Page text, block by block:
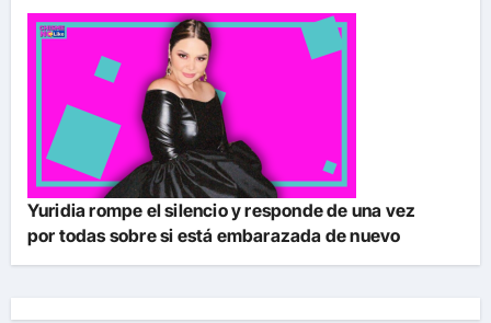
Yuridia rompe el silencio y responde de una vez
por todas sobre si está embarazada de nuevo